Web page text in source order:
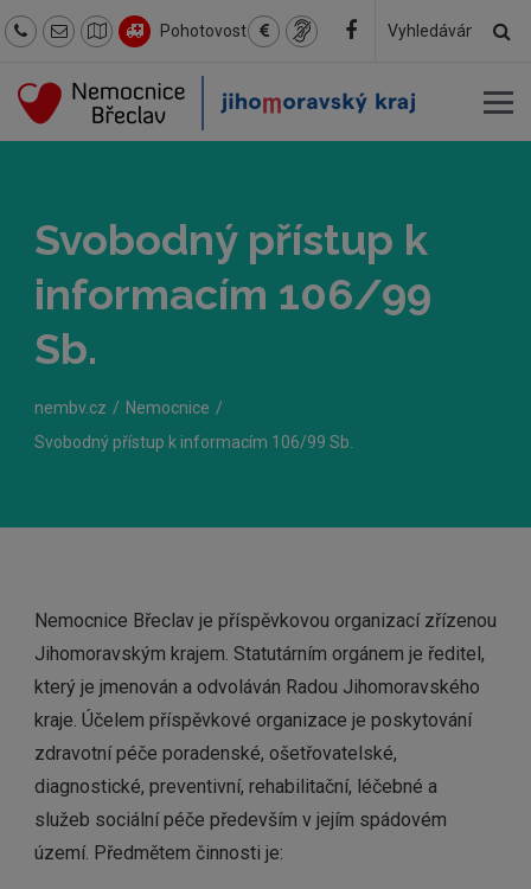
Pohotovost
Hledaný
Svobodný přístup k
informacím 106/99
Sb.
nembv.cz
Nemocnice
Svobodný přístup k informacím 106/99 Sb.
Nemocnice Břeclav je příspěvkovou organizací zřízenou
Jihomoravským krajem. Statutárním orgánem je ředitel,
který je jmenován a odvoláván Radou Jihomoravského
kraje. Účelem příspěvkové organizace je poskytování
zdravotní péče poradenské, ošetřovatelské,
diagnostické, preventivní, rehabilitační, léčebné a
služeb sociální péče především v jejím spádovém
území. Předmětem činnosti je: